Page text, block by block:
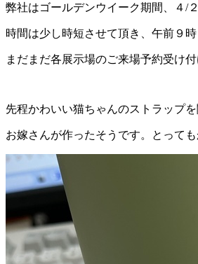
弊社はゴールデンウイーク期間、４/
時間は少し時短させて頂き、午前９
まだまだ各展示場のご来場予約受け付
先程かわいい猫ちゃんのストラップ
お嫁さんが作ったそうです。とっても